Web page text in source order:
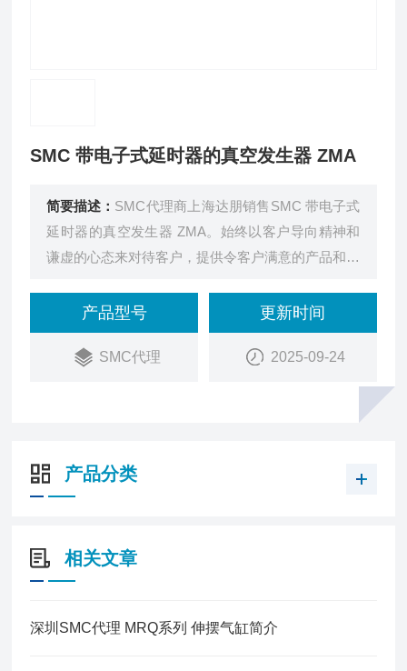
SMC 带电子式延时器的真空发生器 ZMA
简要描述： SMC代理商上海达朋销售SMC 带电子式
延时器的真空发生器 ZMA。始终以客户导向精神和
谦虚的心态来对待客户，提供令客户满意的产品和服
产品型号
SMC代理
更新时间
2025-09-24
产品分类
相关文章
深圳SMC代理 MRQ系列 伸摆气缸简介